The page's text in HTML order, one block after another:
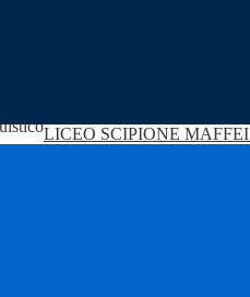
LICEO SCIPIONE MAFFEI